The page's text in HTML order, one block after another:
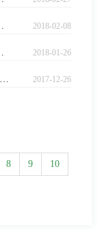
2018-02-08
2018-01-26
2017-12-26
8 9 10